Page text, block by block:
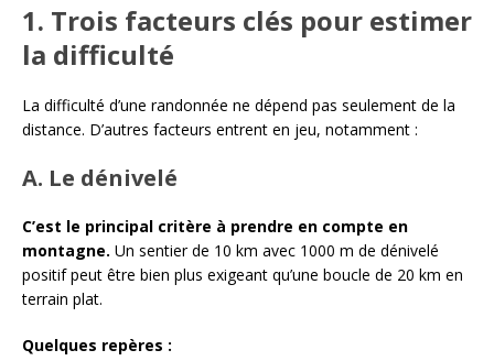
1. Trois facteurs clés pour estimer
la difficulté
La difficulté d’une randonnée ne dépend pas seulement de la
distance. D’autres facteurs entrent en jeu, notamment :
A. Le dénivelé
C’est le principal critère à prendre en compte en
montagne. Un sentier de 10 km avec 1000 m de dénivelé
positif peut être bien plus exigeant qu’une boucle de 20 km en
terrain plat.
Quelques repères :